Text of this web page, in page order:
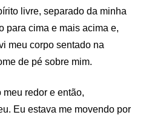
livre, separado da minha
para cima e mais acima e,
meu corpo sentado na
de pé sobre mim.
redor e então,
Eu estava me movendo por